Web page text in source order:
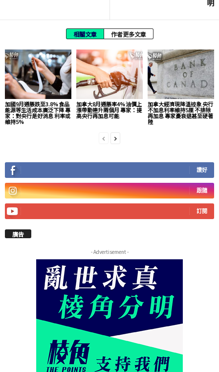
明
相關文章 作者更多文章
加國9月通脹跌至3.8% 食品
能源等生活成本廣泛下降 專
家：對央行是好消息 利率或
維持5%
加拿大8月通脹率4% 油價上
漲帶動連升兩個月 專家：提
高央行再加息可能
加拿大經濟現降溫迹象 央行
不加息利率維持5厘 不排除
再加息 專家憂衰退甚至硬著
陸
讚好
跟隨
訂閱
廣告
- Advertisement -